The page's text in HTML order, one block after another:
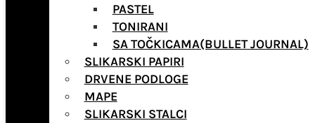
PASTEL
TONIRANI
SA TOČKICAMA(BULLET JOURNAL)
SLIKARSKI PAPIRI
DRVENE PODLOGE
MAPE
SLIKARSKI STALCI